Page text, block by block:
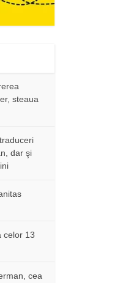
steaua
dar şi
celor 13
cea